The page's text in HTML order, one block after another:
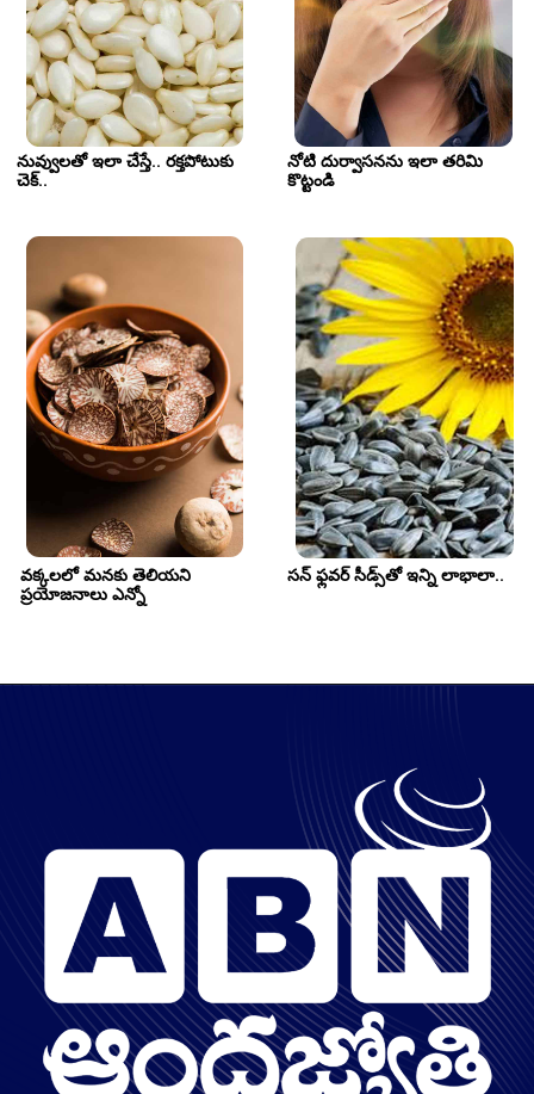
నువ్వులతో ఇలా చేస్తే.. రక్తపోటుకు
చెక్..
నోటి దుర్వాసనను ఇలా తరిమి
కొట్టండి
వక్కలలో మనకు తెలియని
ప్రయోజనాలు ఎన్నో
సన్ ఫ్లవర్ సీడ్స్‌తో ఇన్ని లాభాలా..